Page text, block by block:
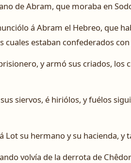
de Abram, que moraba en
á Abram el Hebreo, que
cuales estaban confederados
y armó sus criados, los
siervos, é hiriólos, y fuélos
Lot su hermano y su hacienda, y
volvía de la derrota de